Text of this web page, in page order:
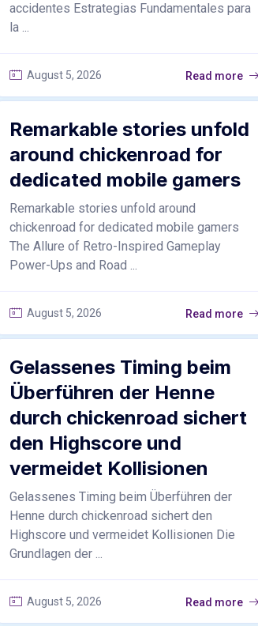
accidentes Estrategias Fundamentales para
la ...
August 5, 2026 Read more
Remarkable stories unfold
around chickenroad for
dedicated mobile gamers
Remarkable stories unfold around
chickenroad for dedicated mobile gamers
The Allure of Retro-Inspired Gameplay
Power-Ups and Road ...
August 5, 2026 Read more
Gelassenes Timing beim
Überführen der Henne
durch chickenroad sichert
den Highscore und
vermeidet Kollisionen
Gelassenes Timing beim Überführen der
Henne durch chickenroad sichert den
Highscore und vermeidet Kollisionen Die
Grundlagen der ...
August 5, 2026 Read more